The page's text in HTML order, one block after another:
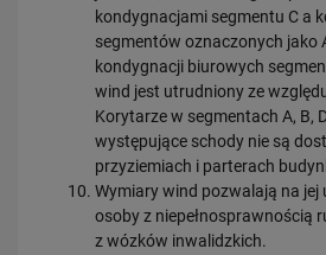
kondygnacjami segmentu C a
segmentów oznaczonych jako
kondygnacji biurowych
wind jest utrudniony ze
Korytarze w segmentach A, B,
występujące schody nie są
przyziemiach i parterach
Wymiary wind pozwalają na jej
osoby z niepełnosprawnością
z wózków inwalidzkich.